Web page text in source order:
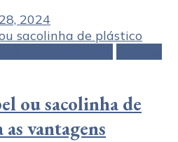
2024
ou sacolinha de
vantagens